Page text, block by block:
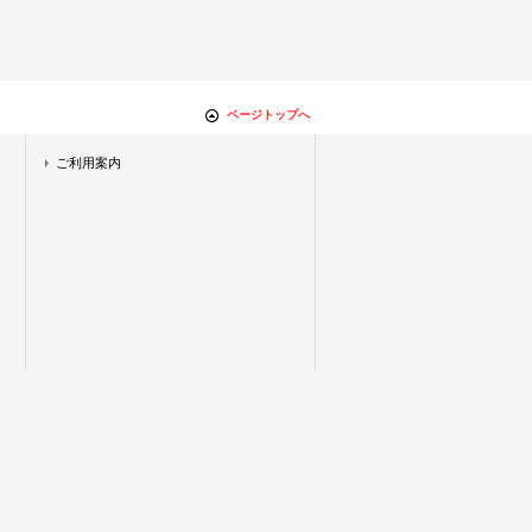
ページトップへ
ご利用案内